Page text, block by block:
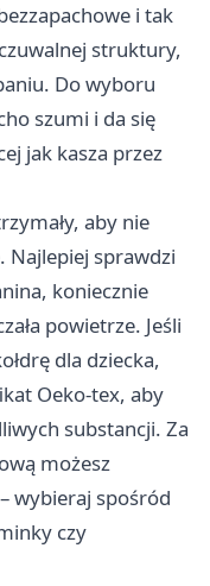
i tak
struktury,
Do wyboru
szumi i da się
jak kasza przez
aby nie
Najlepiej sprawdzi
koniecznie
powietrze. Jeśli
dla dziecka,
Oeko-tex, aby
substancji. Za
możesz
wybieraj spośród
czy